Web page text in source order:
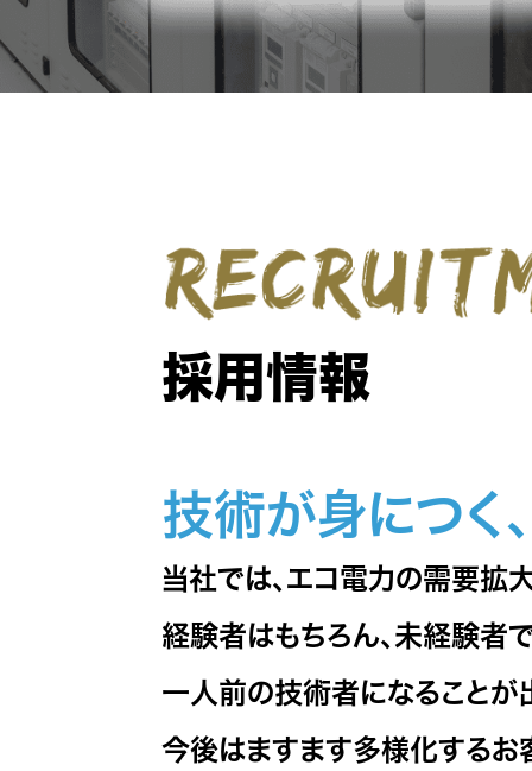
採用情報
技術が身につく
当社では、エコ電力の需要拡
経験者はもちろん、未経験者
一人前の技術者になることが
今後はますます多様化するお